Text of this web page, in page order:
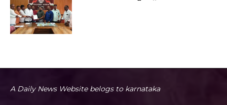
A Daily News Website belogs to karnataka